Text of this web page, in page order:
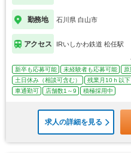
勤務地 石川県 白山市
アクセス IRいしかわ鉄道 松任駅
新卒も応募可能 未経験者も応募可能
原
土日休み（相談可含む）
残業月10ｈ以下
車通勤可
店舗数1～9 積極採用中
求人の詳細を見る